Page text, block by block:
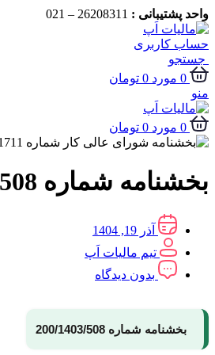
واحد پشتیبانی :
حساب کاربری
جستجو
0 مورد 0 تومان
منو
0 مورد 0 تومان
بخشنامه شماره 200/1403/508
آذر 19, 1404
تیم مالیات اَپ
بدون دیدگاه
بخشنامه شماره 200/1403/508